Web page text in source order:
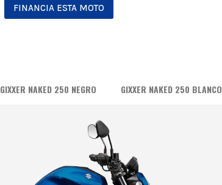
FINANCIA ESTA MOTO
GIXXER NAKED 250 NEGRO GIXXER NAKED 250 BLANCO